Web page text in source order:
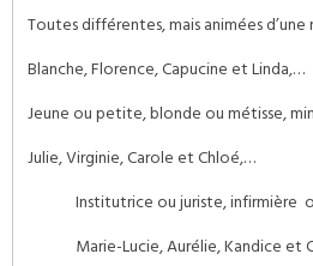
Toutes différentes, mais animées
Blanche, Florence, Capucine et Linda,…
Jeune ou petite, blonde ou métisse,
Julie, Virginie, Carole et Chloé,…
Institutrice ou juriste, infirmière
Marie-Lucie, Aurélie, Kandice et